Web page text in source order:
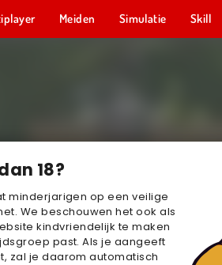
18?
minderjarigen op een veilige
We beschouwen het ook als
kindvriendelijk te maken
past. Als je aangeeft
zal je daarom automatisch
Meiden Simulatie Skill